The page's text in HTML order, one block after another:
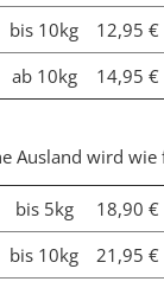
bis 10kg
12,95 €
ab 10kg 14,95 €
Ausland wird wie
bis 5kg
18,90 €
bis 10kg
21,95 €